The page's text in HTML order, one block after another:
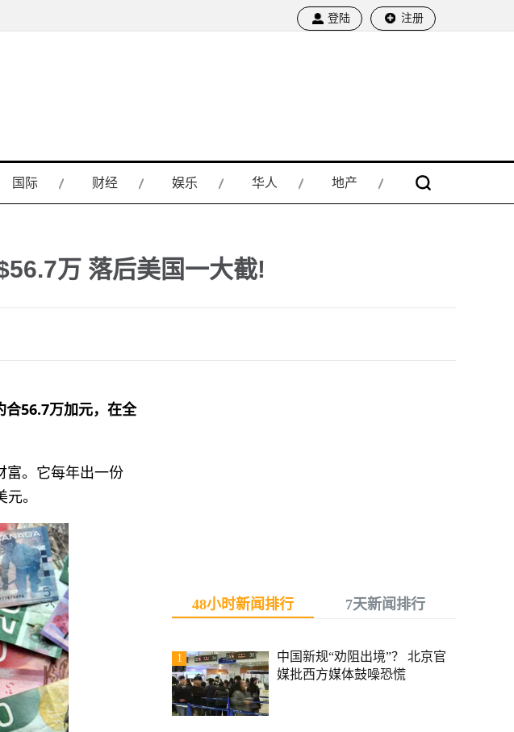
登陆 注册
国际 财经 娱乐 华人 地产
万 落后美国一大截!
合56.7万加元，在全
富。它每年出一份
。
48小时新闻排行 7天新闻排行
1
中国新规“劝阻出境”？ 北京官
媒批西方媒体鼓噪恐慌